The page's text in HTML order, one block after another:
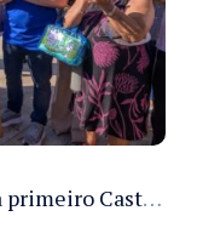
Governo do Amazonas inaugura primeiro Castramóvel Fluvial para atendimento veterinário às comunidades ribeirinhas e castração gratuita